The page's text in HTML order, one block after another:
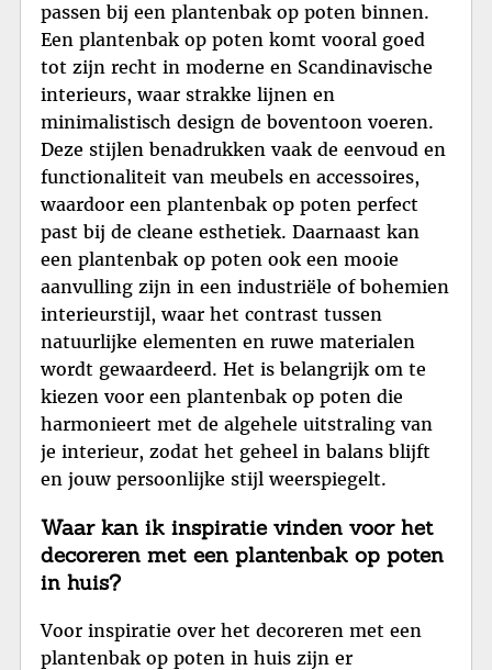
passen bij een plantenbak op poten binnen.
Een plantenbak op poten komt vooral goed
tot zijn recht in moderne en Scandinavische
interieurs, waar strakke lijnen en
minimalistisch design de boventoon voeren.
Deze stijlen benadrukken vaak de eenvoud en
functionaliteit van meubels en accessoires,
waardoor een plantenbak op poten perfect
past bij de cleane esthetiek. Daarnaast kan
een plantenbak op poten ook een mooie
aanvulling zijn in een industriële of bohemien
interieurstijl, waar het contrast tussen
natuurlijke elementen en ruwe materialen
wordt gewaardeerd. Het is belangrijk om te
kiezen voor een plantenbak op poten die
harmonieert met de algehele uitstraling van
je interieur, zodat het geheel in balans blijft
en jouw persoonlijke stijl weerspiegelt.
Waar kan ik inspiratie vinden voor het
decoreren met een plantenbak op poten
in huis?
Voor inspiratie over het decoreren met een
plantenbak op poten in huis zijn er